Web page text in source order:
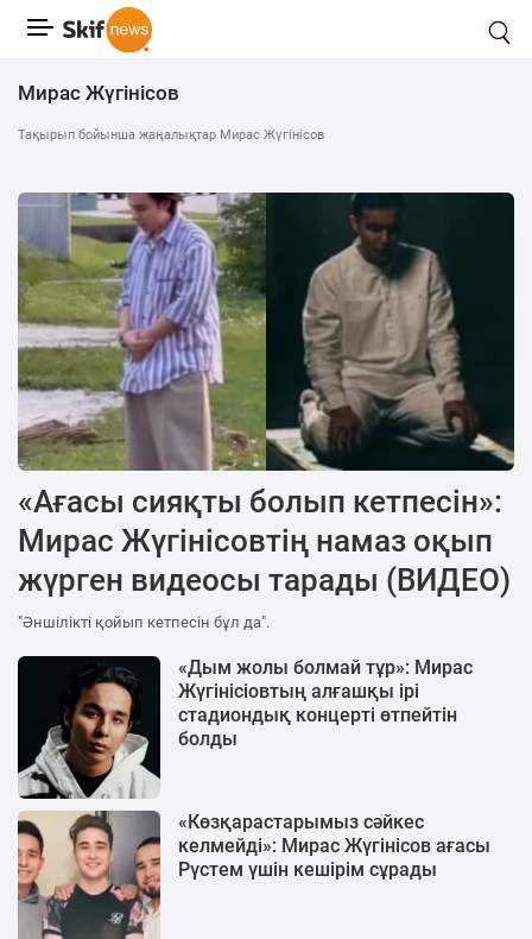
Мирас Жүгінісов
Тақырып бойынша жаңалықтар Мирас Жүгінісов
«Ағасы сияқты болып кетпесін»:
Мирас Жүгінісовтің намаз оқып
жүрген видеосы тарады (ВИДЕО)
"Әншілікті қойып кетпесін бұл да".
«Дым жолы болмай тұр»: Мирас
Жүгінісіовтың алғашқы ірі
стадиондық концерті өтпейтін
болды
«Көзқарастарымыз сәйкес
келмейді»: Мирас Жүгінісов ағасы
Рүстем үшін кешірім сұрады